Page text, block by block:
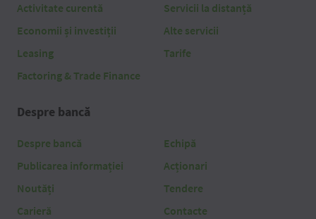
Activitate curentă
Economii și investiții
Leasing
Factoring & Trade Finance
Servicii la distanță
Alte servicii
Tarife
Despre bancă
Despre bancă
Publicarea informației
Noutăți
Carieră
Echipă
Acționari
Tendere
Contacte